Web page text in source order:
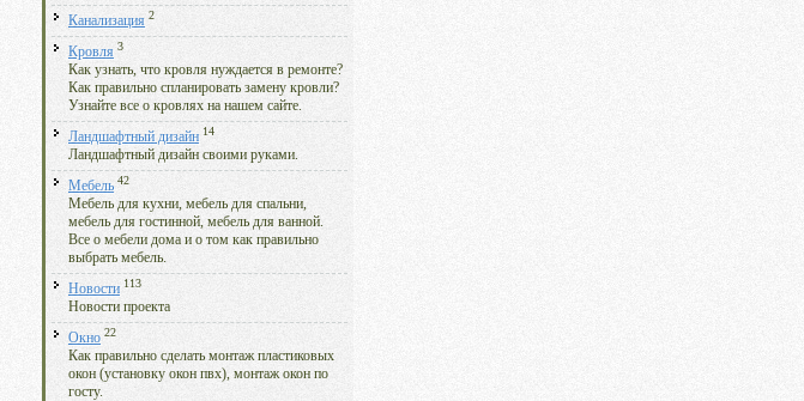
Канализация 2
Кровля 3
Как узнать, что кровля нуждается в ремонте?
Как правильно спланировать замену кровли?
Узнайте все о кровлях на нашем сайте.
Ландшафтный дизайн 14
Ландшафтный дизайн своими руками.
Мебель 42
Мебель для кухни, мебель для спальни,
мебель для гостинной, мебель для ванной.
Все о мебели дома и о том как правильно
выбрать мебель.
Новости 113
Новости проекта
Окно 22
Как правильно сделать монтаж пластиковых
окон (установку окон пвх), монтаж окон по
госту.